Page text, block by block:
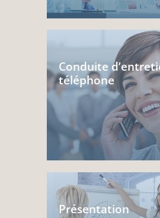
Conduite
téléphone
Présentation